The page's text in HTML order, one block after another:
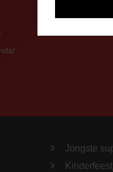
Jongste